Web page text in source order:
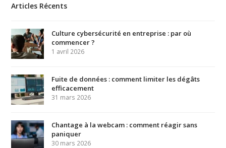
Articles Récents
Culture cybersécurité en entreprise : par où
commencer ?
1 avril 2026
Fuite de données : comment limiter les dégâts
efficacement
31 mars 2026
Chantage à la webcam : comment réagir sans
paniquer
30 mars 2026